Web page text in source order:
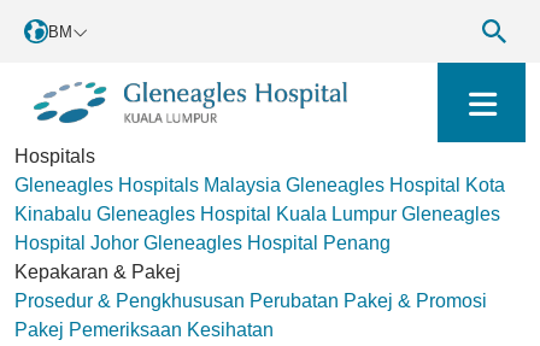
BM
Hospitals
Gleneagles Hospitals Malaysia Gleneagles Hospital Kota
Kinabalu Gleneagles Hospital Kuala Lumpur Gleneagles
Hospital Johor Gleneagles Hospital Penang
Kepakaran & Pakej
Prosedur & Pengkhususan Perubatan Pakej & Promosi
Pakej Pemeriksaan Kesihatan